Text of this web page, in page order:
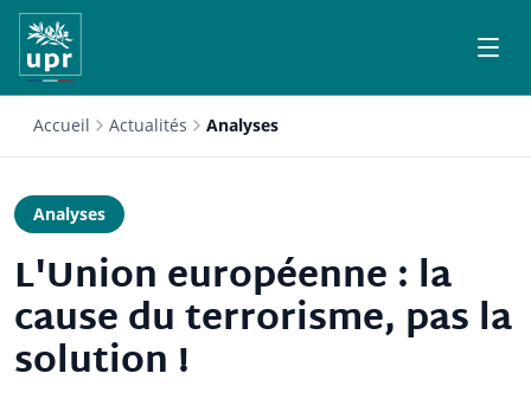
Accueil Actualités Analyses
Analyses
L'Union européenne : la
cause du terrorisme, pas la
solution !